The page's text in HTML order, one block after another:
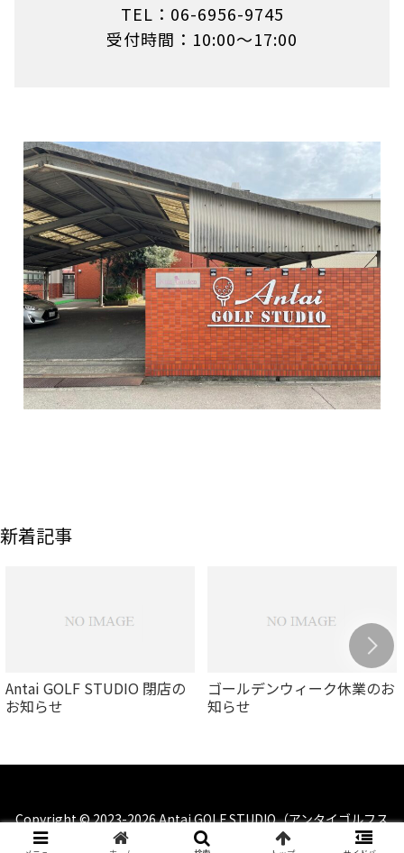
TEL：06-6956-9745
受付時間：10:00～17:00
新着記事
Antai GOLF STUDIO 閉店の
お知らせ
ゴールデンウィーク休業のお
知らせ
Copyright © 2023-2026 Antai GOLF STUDIO（アンタイゴルフス
タジオ） All Rights Reserved.